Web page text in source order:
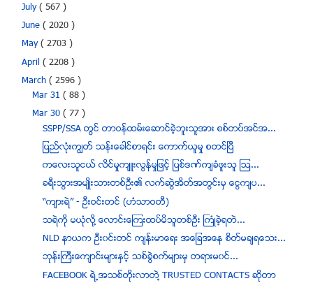
July( 567 )
June ( 2020 )
May( 2703 )
April ( 2208 )
March ( 2596 )
Mar 31( 88 )
Mar 30( 77 )
SSPP/SSA တြင္ တာဝန္ထမ္းေဆာင္ခဲ့ဘူးသူအား စစ္တပ္အင္အ...
ျပည္လံုးကၽြတ္ သန္းေခါင္စာရင္း ေကာက္ယူမႈ စတင္ၿပီ
ကေလးသူငယ္ လိင္မႈက်ဴးလြန္မႈျဖင့္ ျပစ္ဒဏ္က်ခံဖူးသူ ဩ...
ခရီးသြားအမ်ဳိးသားတစ္ဦး၏ လက္ဆြဲအိတ္အတြင္းမွ ေငြက်ပ...
“က်ားရဲ” - ဦးဝင္းတင္ (ဟံသာဝတီ)
သရဲကို မယံုလို႔ ေလာင္းေၾကးထပ္မိသူတစ္ဦး ႀကံဳခဲ့ရတဲ...
NLD နာယက ဦး၀င္းတင္ က်န္းမာေရး အေျခအေန စိတ္မခ်ရေသး...
ဘုန္းႀကီးေက်ာင္းမ်ားႏွင့္ သစ္ခြဲစက္မ်ားမွ တရားမ၀င္...
FACEBOOK ရဲ႕အသစ္တိုးလာတဲ႔ TRUSTED CONTACTS ဆိုတာ